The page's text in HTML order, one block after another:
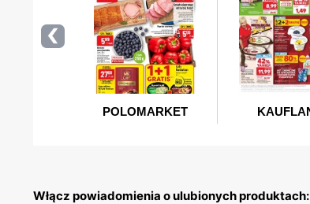
Włącz powiadomienia o ulubionych produktach: